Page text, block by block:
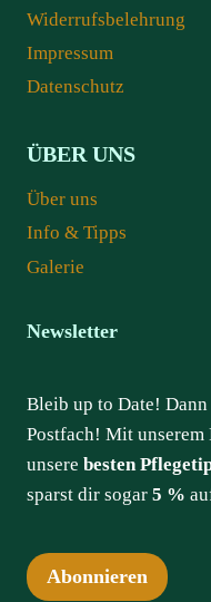
Widerrufsbelehrung
Impressum
Datenschutz
ÜBER UNS
Über uns
Info & Tipps
Galerie
Newsletter
Bleib up to Date!
Postfach! Mit unserem
unsere besten
sparst dir sogar 5 %
Abonnieren